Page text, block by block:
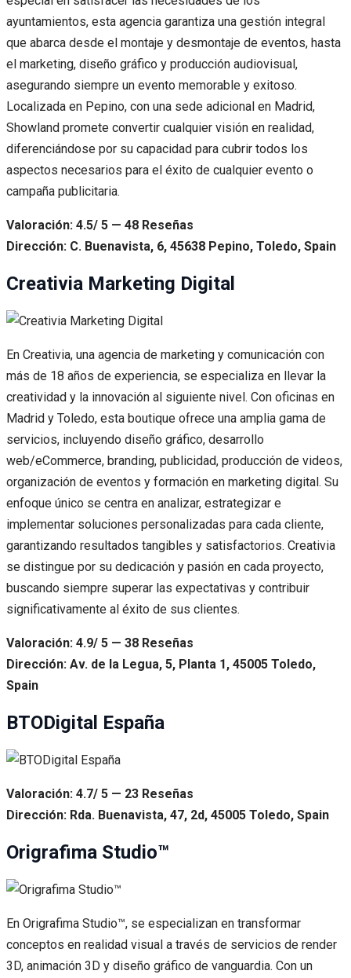
ayuntamientos, esta agencia garantiza una gestión integral
que abarca desde el montaje y desmontaje de eventos, hasta
el marketing, diseño gráfico y producción audiovisual,
asegurando siempre un evento memorable y exitoso.
Localizada en Pepino, con una sede adicional en Madrid,
Showland promete convertir cualquier visión en realidad,
diferenciándose por su capacidad para cubrir todos los
aspectos necesarios para el éxito de cualquier evento o
campaña publicitaria.
Valoración: 4.5/ 5 — 48 Reseñas
Dirección: C. Buenavista, 6, 45638 Pepino, Toledo, Spain
Creativia Marketing Digital
En Creativia, una agencia de marketing y comunicación con
más de 18 años de experiencia, se especializa en llevar la
creatividad y la innovación al siguiente nivel. Con oficinas en
Madrid y Toledo, esta boutique ofrece una amplia gama de
servicios, incluyendo diseño gráfico, desarrollo
web/eCommerce, branding, publicidad, producción de videos,
organización de eventos y formación en marketing digital. Su
enfoque único se centra en analizar, estrategizar e
implementar soluciones personalizadas para cada cliente,
garantizando resultados tangibles y satisfactorios. Creativia
se distingue por su dedicación y pasión en cada proyecto,
buscando siempre superar las expectativas y contribuir
significativamente al éxito de sus clientes.
Valoración: 4.9/ 5 — 38 Reseñas
Dirección: Av. de la Legua, 5, Planta 1, 45005 Toledo,
Spain
BTODigital España
Valoración: 4.7/ 5 — 23 Reseñas
Dirección: Rda. Buenavista, 47, 2d, 45005 Toledo, Spain
Origrafima Studio™
En Origrafima Studio™, se especializan en transformar
conceptos en realidad visual a través de servicios de render
3D, animación 3D y diseño gráfico de vanguardia. Con un